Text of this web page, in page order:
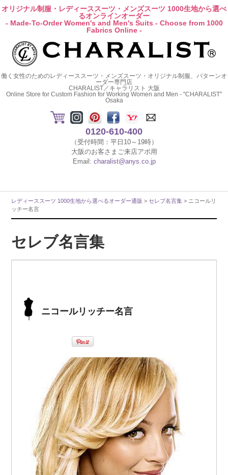
オリジナル制服・レディーススーツ・メンズスーツ 1000生地から選べ
るオンラインオーダー
- Made-To-Order Women's and Men's Suits - Choose from 1000
Fabrics Online -
働く女性のためのレディーススーツ・メンズスーツ・オリジナル制服、パターンオ
ーダー専門店
CHARALIST／キャラリスト 大阪
Online Store for Custom Fashion for Working Women and Men - "CHARALIST"
Osaka
0120-610-400
（受付時間：平日10～19時）
大阪のお客さまご来店アポ用
Email: charalist@anys.co.jp
レディーススーツ 1000生地から選べるオーダー通販 > セレブ名言集 > ニコールリ
ッチー名言
セレブ名言集
ニコールリッチー名言